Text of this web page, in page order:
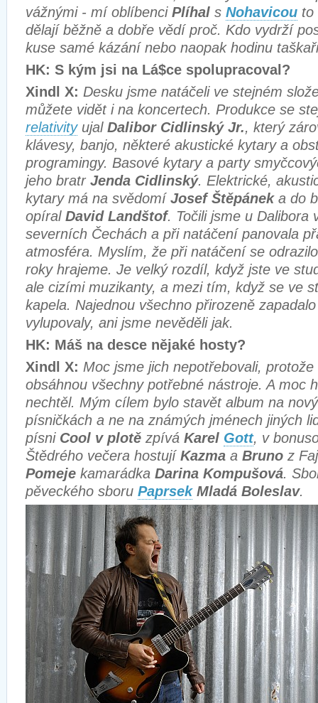
vážnými - mí oblíbenci Plíhal s Nohavicou to
dělají běžně a dobře vědí proč. Kdo vydrží
kuse samé kázání nebo naopak hodinu
HK: S kým jsi na Lá$ce spolupracoval?
Xindl X: Desku jsme natáčeli ve stejném
můžete vidět i na koncertech. Produkce se
relativityujal Dalibor Cidlinský Jr., který
klávesy, banjo, některé akustické kytary a
programingy. Basové kytary a party
jeho bratr Jenda Cidlinský. Elektrické,
kytary má na svědomí Josef Štěpáneka do
opíral David Landštof. Točili jsme u Dalibora
severních Čechách a při natáčení panovala
atmosféra. Myslím, že při natáčení se
roky hrajeme. Je velký rozdíl, když jste ve
ale cizími muzikanty, a mezi tím, když se ve
kapela. Najednou všechno přirozeně
vylupovaly, ani jsme nevěděli jak.
HK: Máš na desce nějaké hosty?
Xindl X: Moc jsme jich nepotřebovali,
obsáhnou všechny potřebné nástroje. A moc
nechtěl. Mým cílem bylo stavět album na
písničkách a ne na známých jménech jiných
písni Cool v plotě zpívá Karel Gott, v
Štědrého večera hostují Kazma a Bruno z
Pomeje kamarádka Darina Kompušová.
pěveckého sboru PaprsekMladá Boleslav.